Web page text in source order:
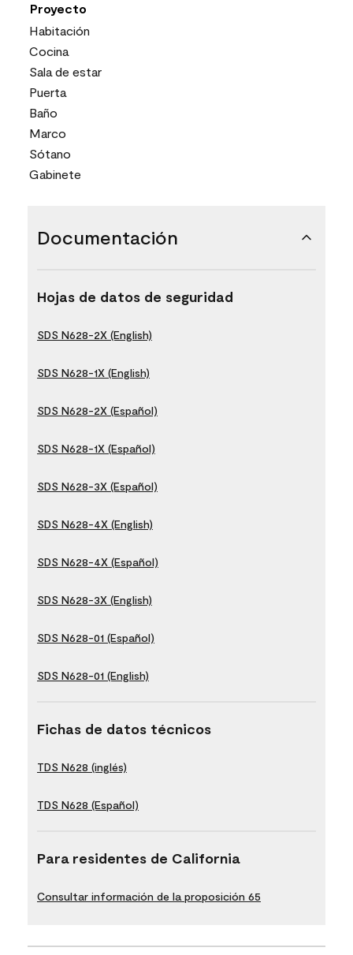
Proyecto
Habitación
Cocina
Sala de estar
Puerta
Baño
Marco
Sótano
Gabinete
Documentación
Hojas de datos de seguridad
SDS N628-2X (English)
SDS N628-1X (English)
SDS N628-2X (Español)
SDS N628-1X (Español)
SDS N628-3X (Español)
SDS N628-4X (English)
SDS N628-4X (Español)
SDS N628-3X (English)
SDS N628-01 (Español)
SDS N628-01 (English)
Fichas de datos técnicos
TDS N628 (inglés)
TDS N628 (Español)
Para residentes de California
Consultar información de la proposición 65